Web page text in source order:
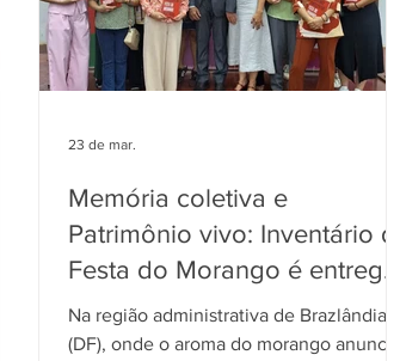
Memória coletiva e
Patrimônio vivo: Inventário da
Festa do Morango é entregue
em Brazlândia
Na região administrativa de Brazlândia
(DF), onde o aroma do morango anuncia
23 de mar.